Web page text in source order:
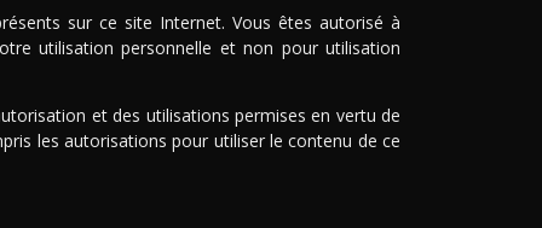
sur ce site Internet. Vous êtes autorisé à
utilisation personnelle et non pour utilisation
et des utilisations permises en vertu de
les autorisations pour utiliser le contenu de ce